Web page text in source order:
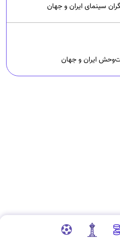
سینمای ایران و جهان
ایران و جهان